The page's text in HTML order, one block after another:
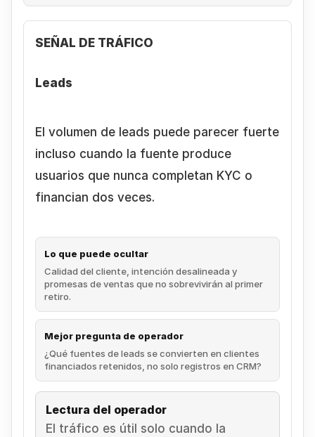
SEÑAL DE TRÁFICO
Leads
El volumen de leads puede parecer fuerte
incluso cuando la fuente produce
usuarios que nunca completan KYC o
financian dos veces.
Lo que puede ocultar
Calidad del cliente, intención desalineada y
promesas de ventas que no sobrevivirán al primer
retiro.
Mejor pregunta de operador
¿Qué fuentes de leads se convierten en clientes
financiados retenidos, no solo registros en CRM?
Lectura del operador
El tráfico es útil solo cuando la